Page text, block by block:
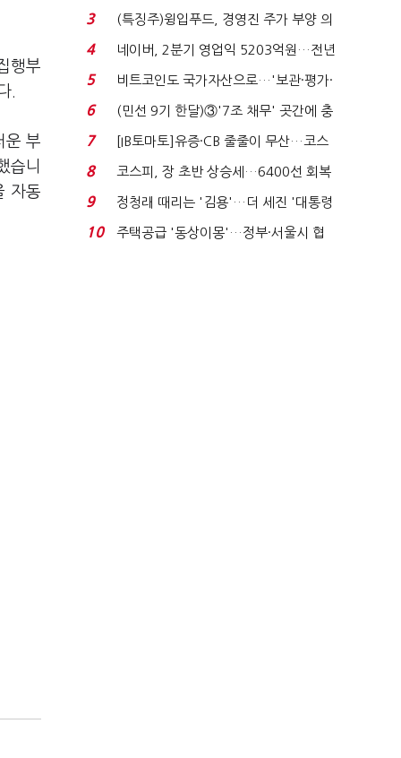
행부
.
운 부
습니
자동
국전쟁’
3
(특징주)윙입푸드, 경영진 주가 부양 의
지에 상한가...
4
네이버, 2분기 영업익 5203억원…전년
비 0.2% 감소...
5
비트코인도 국가자산으로…'보관·평가·
처분' 기준은 ...
6
(민선 9기 한달)③'7조 채무' 곳간에 충
격…추미애, 20년...
7
[IB토마토]유증·CB 줄줄이 무산…코스
닥 벌점 급증에 ...
8
코스피, 장 초반 상승세…6400선 회복
시도
9
정청래 때리는 '김용'…더 세진 '대통령
최측근' 입...
10
주택공급 '동상이몽'…정부·서울시 협